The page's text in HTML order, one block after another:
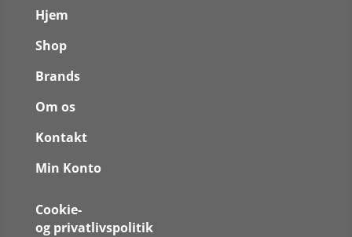
Hjem
Shop
Brands
Om os
Kontakt
Min Konto
Cookie-
og privatlivspolitik